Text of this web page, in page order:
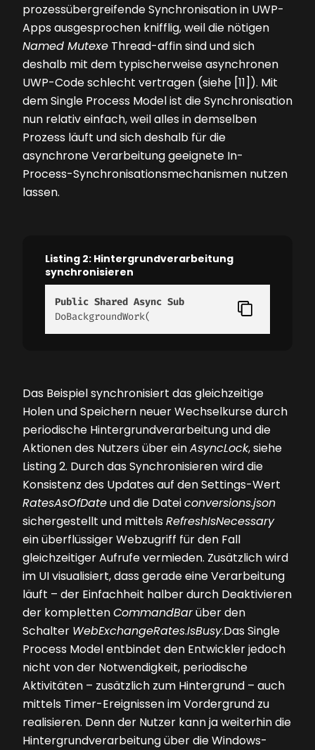
prozessübergreifende Synchronisation in UWP-
Apps ausgesprochen knifflig, weil die nötigen
Named ­Mutexe Thread-affin sind und sich
deshalb mit dem typischerweise asynchronen
UWP-Code schlecht vertragen (siehe [11]). Mit
dem Single Process Model ist die Synchronisation
nun relativ einfach, weil alles in demselben
Prozess läuft und sich deshalb für die
asynchrone Verarbeitung geeignete In-
Process-Synchronisationsmechanismen nutzen
lassen.
Listing 2: Hintergrundverarbeitung
synchronisieren
Public Shared Async Sub
DoBackgroundWork(
Das Beispiel synchronisiert das gleichzeitige
Holen und Speichern neuer Wechselkurse durch
periodische Hintergrundverarbeitung und die
Aktionen des Nutzers über einAsyncLock, siehe
Listing 2. Durch das Synchronisieren wird die
Konsistenz des Updates auf den Settings-Wert
RatesAsOfDateund die Dateiconversions.json
sichergestellt und mittels RefreshIsNecessary
ein überflüssiger Webzugriff für den Fall
gleichzeitiger Aufrufe vermieden. Zusätzlich wird
im UI vi­sua­lisiert, dass gerade eine Verarbeitung
läuft – der Einfachheit halber durch Deaktivieren
der komplettenCommandBarüber den
Schalter WebExchangeRates.IsBusy.Das Single
Process Model entbindet den Entwickler jedoch
nicht von der Notwendigkeit, periodische
Aktivitäten – zusätzlich zum Hintergrund – auch
mittels Timer-Ereignissen im Vordergrund zu
realisieren. Denn der Nutzer kann ja weiterhin die
Hintergrundverarbeitung über die Windows-